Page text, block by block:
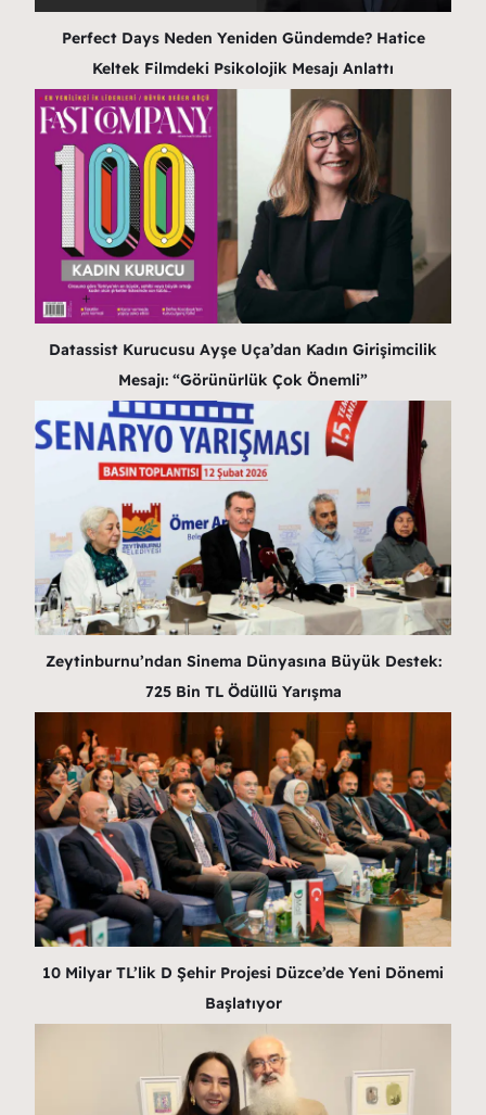
Perfect Days Neden Yeniden Gündemde? Hatice
Keltek Filmdeki Psikolojik Mesajı Anlattı
Datassist Kurucusu Ayşe Uça’dan Kadın Girişimcilik
Mesajı: “Görünürlük Çok Önemli”
Zeytinburnu’ndan Sinema Dünyasına Büyük Destek:
725 Bin TL Ödüllü Yarışma
10 Milyar TL’lik D Şehir Projesi Düzce’de Yeni Dönemi
Başlatıyor